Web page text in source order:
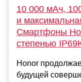
10 000 мАч,
и
Смартфоны
степенью
Honor
будущей